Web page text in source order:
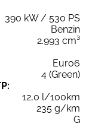
390 kW / 530 PS
Benzin
2.993 cm³
Euro6
4 (Green)
12,0 l/100km
235 g/km
G